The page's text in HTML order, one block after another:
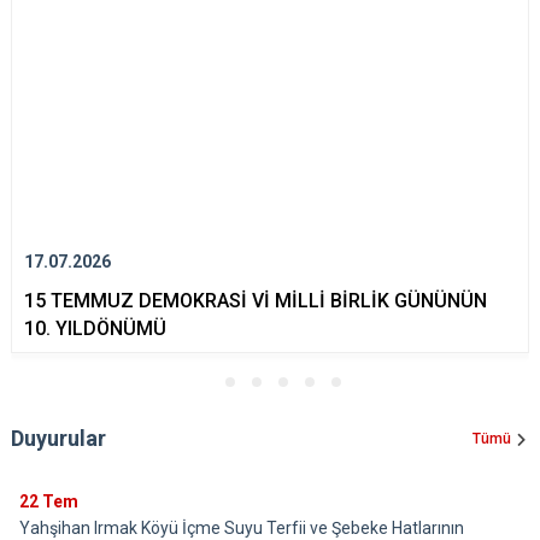
17.07.2026
15 TEMMUZ DEMOKRASİ Vİ MİLLİ BİRLİK GÜNÜNÜN
10. YILDÖNÜMÜ
Duyurular Tümü
22 Tem
Yahşihan Irmak Köyü İçme Suyu Terfii ve Şebeke Hatlarının